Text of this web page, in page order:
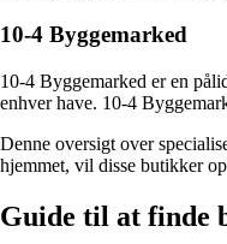
10-4 Byggemarked
10-4 Byggemarked er en
enhver have. 10-4
Denne oversigt over
hjemmet, vil disse butikker
Guide til at finde